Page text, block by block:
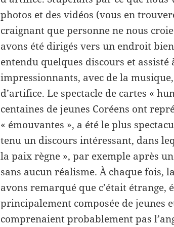
photos et des vidéos (vous en
craignant que personne ne nous
avons été dirigés vers un endroit
entendu quelques discours et assisté
impressionnants, avec de la
d’artifice. Le spectacle de cartes «
centaines de jeunes Coréens ont
« émouvantes », a été le plus
tenu un discours intéressant, dans
la paix règne », par exemple après
sans aucun réalisme. À chaque fois,
avons remarqué que c’était
principalement composée de jeunes
comprenaient probablement pas